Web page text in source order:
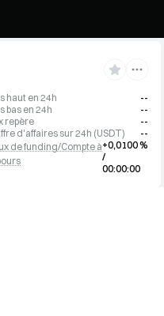
haut en 24h
--
bas en 24h
--
repère
--
d'affaires sur 24h (USDT)
--
de funding/Compte à+0,0100 %
/
00:00:00